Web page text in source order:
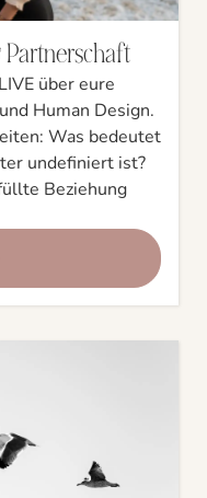
über eure
Human Design.
Was bedeutet
undefiniert ist?
Beziehung